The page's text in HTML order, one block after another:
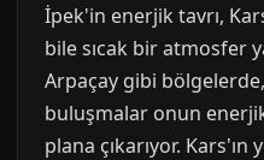
İpek'in enerjik tavrı,
bile sıcak bir atmosfer
Arpaçay gibi
buluşmalar onun enerjik
plana çıkarıyor.